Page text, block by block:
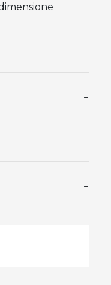
−
−